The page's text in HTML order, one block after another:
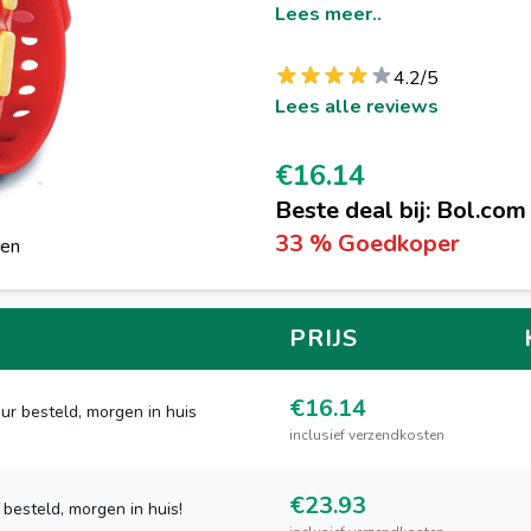
Lees meer..
4.2/5
Lees alle reviews
€16.14
Beste deal bij: Bol.com
33 % Goedkoper
PRIJS
besteld, morgen in huis €16.14
inclusief verzendkosten
morgen in huis! €23.93